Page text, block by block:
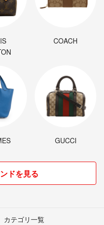
COACH
GUCCI
ドを見る
カテゴリ一覧